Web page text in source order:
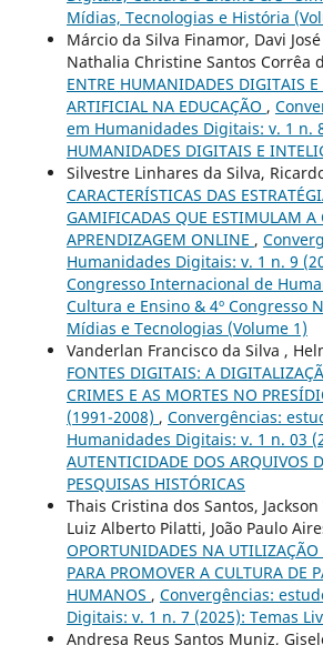
Mídias, Tecnologias e História
Márcio da Silva Finamor, Davi
Nathalia Christine Santos Corrêa
ENTRE HUMANIDADES DIGITAIS
ARTIFICIAL NA EDUCAÇÃO ,
em Humanidades Digitais: v. 1 n.
HUMANIDADES DIGITAIS E
Silvestre Linhares da Silva,
CARACTERÍSTICAS DAS
GAMIFICADAS QUE ESTIMULAM A
APRENDIZAGEM ONLINE ,
Humanidades Digitais: v. 1 n. 9
Congresso Internacional de
Cultura e Ensino & 4º Congresso
Mídias e Tecnologias (Volume 1)
Vanderlan Francisco da Silva ,
FONTES DIGITAIS: A
CRIMES E AS MORTES NO
(1991-2008) , Convergências:
Humanidades Digitais: v. 1 n. 03
AUTENTICIDADE DOS ARQUIVOS
PESQUISAS HISTÓRICAS
Thais Cristina dos Santos,
Luiz Alberto Pilatti, João Paulo
OPORTUNIDADES NA UTILIZAÇÃO
PARA PROMOVER A CULTURA DE
HUMANOS , Convergências:
Digitais: v. 1 n. 7 (2025): Temas
Andresa Reus Santos Muniz,